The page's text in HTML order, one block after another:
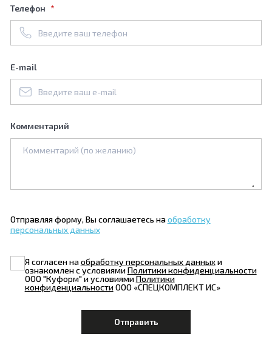
Телефон
E-mail
Комментарий
Отправляя форму, Вы соглашаетесь наобработку
персональных данных
Я согласен наобработку персональных данныхи
ознакомлен с условиямиПолитики конфиденциальности
ООО "Куформ" и условиямиПолитики
конфиденциальностиООО «СПЕЦКОМПЛЕКТ ИС»